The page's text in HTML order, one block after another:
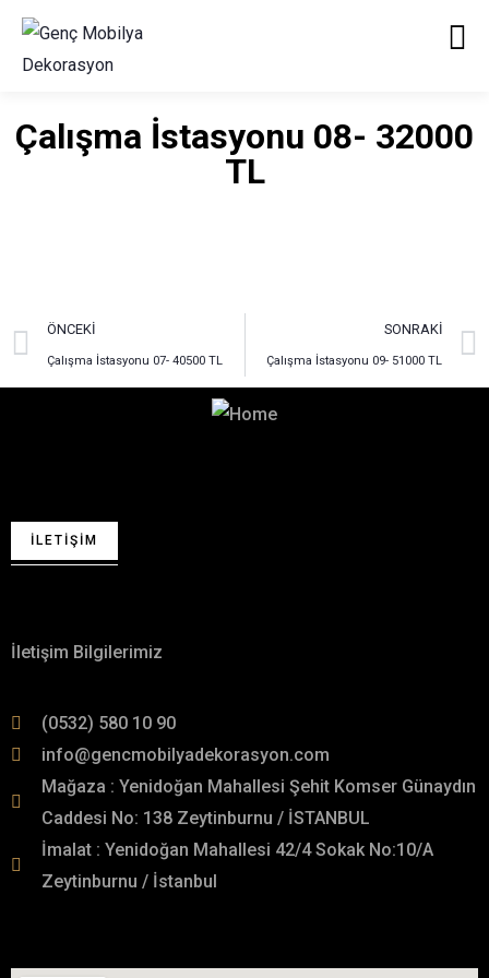
Çalışma İstasyonu 08- 32000
TL
ÖNCEKI
Çalışma İstasyonu 07- 40500 TL
SONRAKI
Çalışma İstasyonu 09- 51000 TL
İLETIŞIM
İletişim Bilgilerimiz
(0532) 580 10 90
info@gencmobilyadekorasyon.com
Mağaza : Yenidoğan Mahallesi Şehit Komser Günaydın
Caddesi No: 138 Zeytinburnu / İSTANBUL
İmalat : Yenidoğan Mahallesi 42/4 Sokak No:10/A
Zeytinburnu / İstanbul